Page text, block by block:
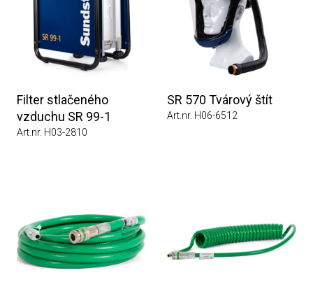
Filter stlačeného
vzduchu SR 99-1
Art.nr. H03-2810
SR 570 Tvárový štít
Art.nr. H06-6512